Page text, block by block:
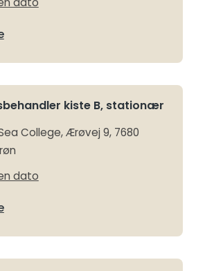
kiste B, stationær
College, Ærøvej 9, 7680
dato